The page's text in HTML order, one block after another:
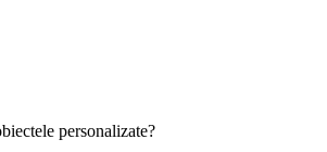
personalizate?